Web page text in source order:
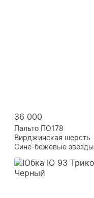
36 000
Пальто ПО178
Вирджинская шерсть
Сине-бежевые звезды